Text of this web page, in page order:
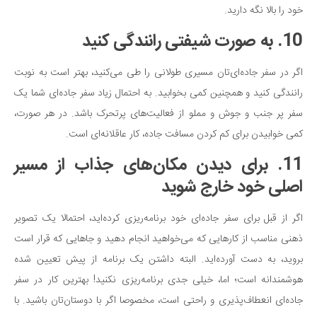
خود را بالا نگه دارید.
10. به صورت شیفتی رانندگی کنید
اگر در سفر جاده‌ای‌تان مسیری طولانی را طی می‌کنید، بهتر است به نوبت
رانندگی کنید و همچنین کمی بخوابید. به احتمال زیاد سفر جاده‌ای شما یک
سفر پر جنب و جوش و مملو از فعالیت‌های پرتحرک باشد. در هر صورت،
کمی خوابیدن برای کم کردن مسافت جاده، کار عاقلانه‌ای است.
11. برای دیدن مکان‌های جذاب از مسیر
اصلی خود خارج شوید
اگر از قبل برای سفر جاده‌ای خود برنامه‌ریزی کرده‌اید، احتمالا یک تصویر
ذهنی مناسب از کارهایی که می‌خواهید انجام دهید و جاهایی که قرار است
بروید، به دست آورده‌اید. البته داشتن یک برنامه از پیش تعیین شده
هوشمندانه است؛ اما، خیلی جدی برنامه‌ریزی نکنید! بهترین کار در سفر
جاده‌ای انعطاف‌پذیری و راحتی است، مخصوصا اگر با دوستان‌تان باشید. با